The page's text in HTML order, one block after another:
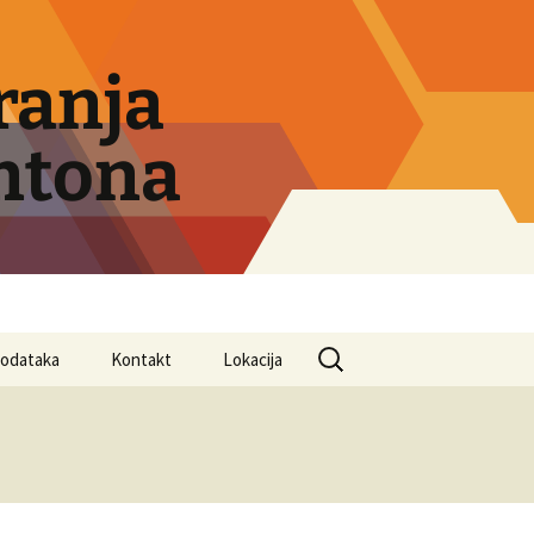
Kontakt Lokacija
Search
for: